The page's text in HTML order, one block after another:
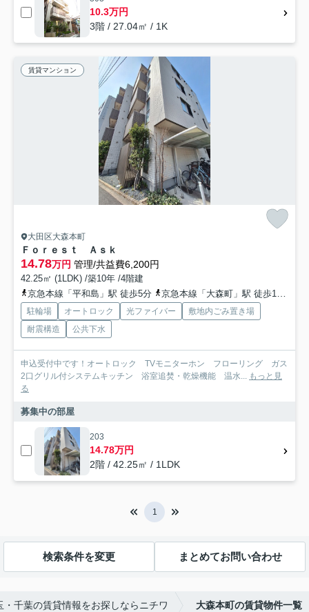
10.3万円
3階 / 27.04㎡ / 1K
賃貸マンション
大田区大森本町
Ｆｏｒｅｓｔ Ａｓｋ
14.78万円 管理/共益費6,200円
42.25㎡ (1LDK) /築10年 /4階建
京急本線「平和島」駅 徒歩5分
京急本線「大森町」駅 徒歩13分
駐輪場 オートロック 光ファイバー
敷地内ごみ置き場
耐震構造
公共下水
申込受付中です！オートロック TVモニターホン フローリング ガス
2口グリル付システムキッチン 浴室追焚・乾燥機能 温水... もっと見
る
募集中の部屋
203
14.78万円
2階 / 42.25㎡ / 1LDK
1
検索条件を変更 まとめてお問い合わせ
千葉の賃貸情報をお探しならニチワ 大森本町の賃貸物件一覧